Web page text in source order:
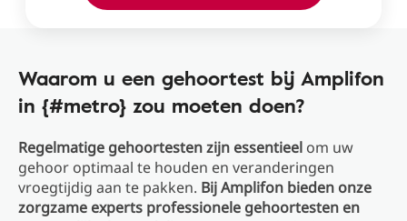
Waarom u een gehoortest bij Amplifon
in {#metro} zou moeten doen?
Regelmatige gehoortesten zijn essentieel om uw
gehoor optimaal te houden en veranderingen
vroegtijdig aan te pakken. Bij Amplifon bieden onze
zorgzame experts professionele gehoortesten en